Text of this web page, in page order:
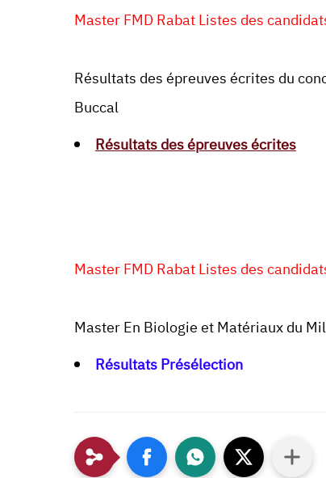
Master FMD Rabat Listes des
Résultats des épreuves écrites du
Buccal
Résultats des épreuves écrites
Master FMD Rabat Listes des
Master En Biologie et Matériaux du
Résultats Présélection